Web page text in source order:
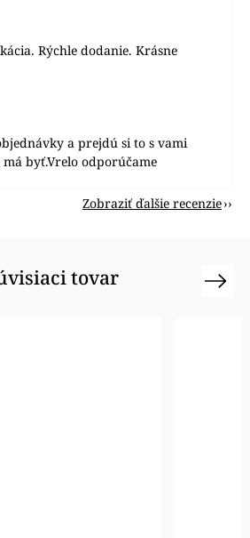
Rýchle dodanie. Krásne
a prejdú si to s vami
byť.Vrelo odporúčame
Zobraziť ďalšie recenzie
tovar Next